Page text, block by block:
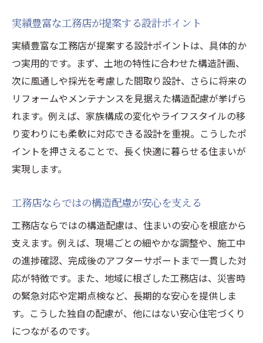
工務店の経験が生きる構造設計の現場実例
工務店の経験が光る構造設計実例を紹介
現場で活きる工務店の構造設計ノウハウ
実例から学ぶ工務店の安心設計ポイント
工務店が手がけた構造設計の成功事例とは
ベテラン工務店の現場対応力とその工夫
工務店の構造設計力が分かる実践例に注目
理想の住まいを工務店と実現するために
満足度を高める工務店との家づくり進行法
工務店と進める構造設計の打ち合わせ術
工務店選びで失敗しないポイントを伝授
長く快適に住むための工務店の提案活用法
理想の家づくりに工務店が果たす役割とは
実績豊富な工務店が提案する設計ポイント
実績豊富な工務店が提案する設計ポイントは、具体的か
つ実用的です。まず、土地の特性に合わせた構造計画、
次に風通しや採光を考慮した間取り設計、さらに将来の
リフォームやメンテナンスを見据えた構造配慮が挙げら
れます。例えば、家族構成の変化やライフスタイルの移
り変わりにも柔軟に対応できる設計を重視。こうしたポ
イントを押さえることで、長く快適に暮らせる住まいが
実現します。
工務店ならではの構造配慮が安心を支える
工務店ならではの構造配慮は、住まいの安心を根底から
支えます。例えば、現場ごとの細やかな調整や、施工中
の進捗確認、完成後のアフターサポートまで一貫した対
応が特徴です。また、地域に根ざした工務店は、災害時
の緊急対応や定期点検など、長期的な安心を提供しま
す。こうした独自の配慮が、他にはない安心住宅づくり
につながるのです。